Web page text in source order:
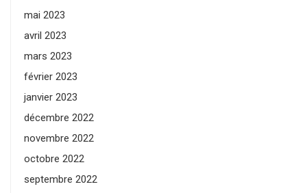
mai 2023
avril 2023
mars 2023
février 2023
janvier 2023
décembre 2022
novembre 2022
octobre 2022
septembre 2022